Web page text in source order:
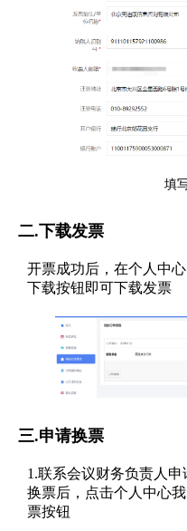
填
二.下载发票
开票成功后，在个人中
下载按钮即可下载发票
三.申请换票
1.联系会议财务负责人
换票后，点击个人中心
票按钮